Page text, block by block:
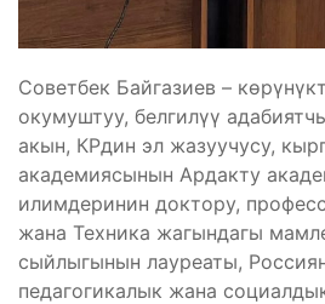
Советбек Байгазиев –
окумуштуу, белгилүү
акын, КРдин эл жазуучусу,
академиясынын Ардакту
илимдеринин доктору,
жана Техника жагындагы
сыйлыгынын лауреаты,
педагогикалык жана